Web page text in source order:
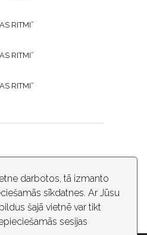
darbotos, tā izmanto
sīkdatnes. Ar Jūsu
šajā vietnē var tikt
sesijas
RITMI”
RITMI”
RITMI”